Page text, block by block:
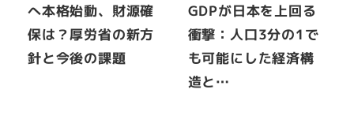
へ本格始動、財源確
保は？厚労省の新方
針と今後の課題
GDPが日本を上回る
衝撃：人口3分の1で
も可能にした経済構
造と…